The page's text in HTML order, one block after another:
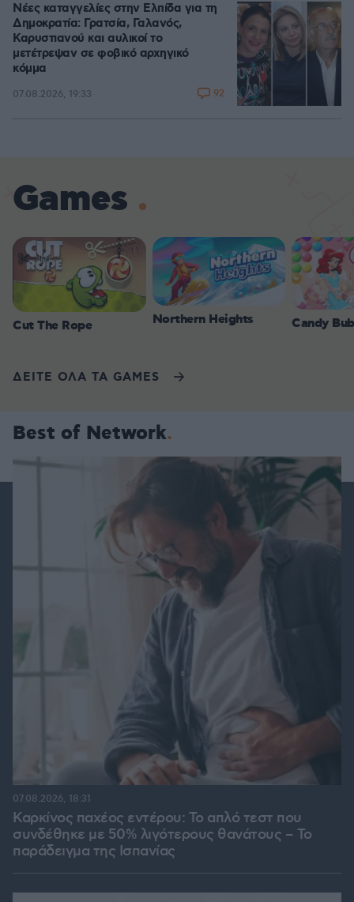
Νέες καταγγελίες στην Ελπίδα για τη
Δημοκρατία: Γρατσία, Γαλανός,
Καρυστιανού και αυλικοί το
μετέτρεψαν σε φοβικό αρχηγικό
κόμμα
07.08.2026, 19:33 92
Games
Cut The Rope Northern Heights Candy
ΔΕΙΤΕ ΟΛΑ ΤΑ GAMES
Best of Network
Καρκίνος παχέος εντέρου: Το απλό τεστ που
συνδέθηκε με 50% λιγότερους θανάτους – Το
παράδειγμα της Ισπανίας
07.08.2026, 18:31